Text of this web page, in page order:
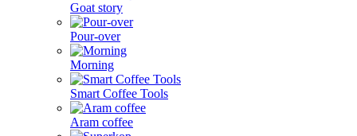
Goat story
Pour-over
Morning
Smart Coffee Tools
Aram coffee